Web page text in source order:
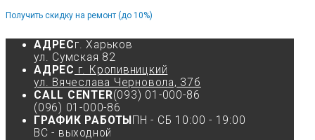
Получить скидку на ремонт (до 10%)
АДРЕСг. Харьков
ул. Сумская 82
АДРЕС г. Кропивницкий
ул. Вячеслава Черновола, 37б
CALL CENTER(093) 01-000-86
(096) 01-000-86
ГРАФИК РАБОТЫ ПН - СБ 10:00 - 19:00
ВС - выходной